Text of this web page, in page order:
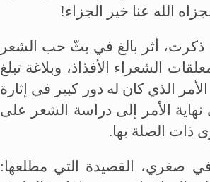
الله عنا خير الجزاء!
ذكرت، أثر بالغ في بثّ حب الشعر
الشعراء الأفذاذ، وبلاغة تبلغ
الذي كان له دور كبير في إثارة
الأمر إلى دراسة الشعر على
ذات الصلة بها.
في صغري، القصيدة التي مطلعها: